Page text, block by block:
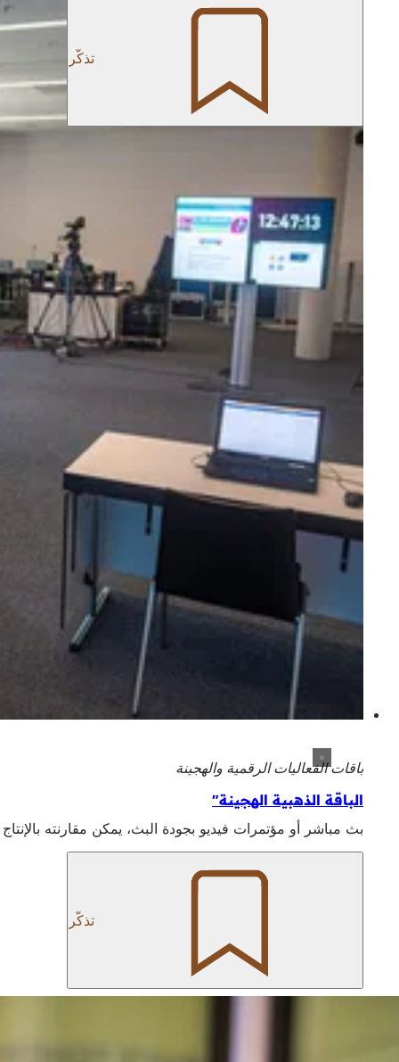
تذكّر
باقات الفعاليات الرقمية والهجينة
الباقة الذهبية الهجينة"
بث مباشر أو مؤتمرات فيديو بجودة البث، يمكن مقارنته بالإنتاج
تذكّر
قم بإجراء استفسار
جولة افتراضية في المبنى
علامة